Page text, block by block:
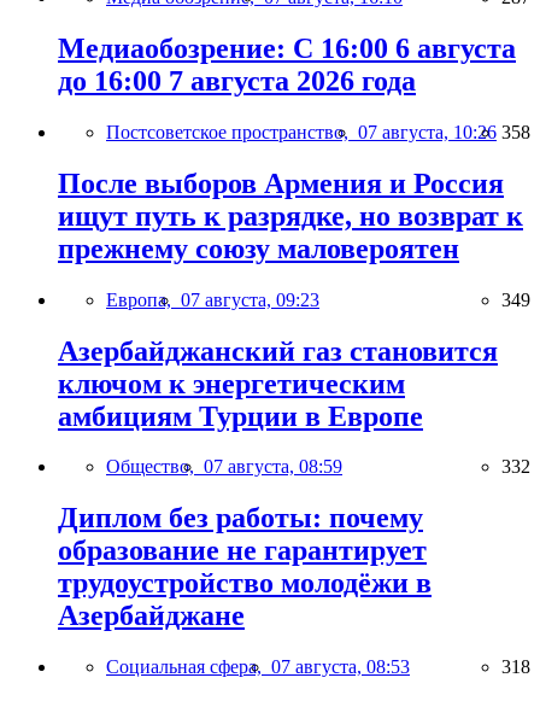
Медиаобозрение: С 16:00 6 августа
до 16:00 7 августа 2026 года
Постсоветское пространство, 07 августа, 10:26 358
После выборов Армения и Россия
ищут путь к разрядке, но возврат к
прежнему союзу маловероятен
Европа, 07 августа, 09:23 349
Азербайджанский газ становится
ключом к энергетическим
амбициям Турции в Европе
Общество, 07 августа, 08:59 332
Диплом без работы: почему
образование не гарантирует
трудоустройство молодёжи в
Азербайджане
Социальная сфера, 07 августа, 08:53 318